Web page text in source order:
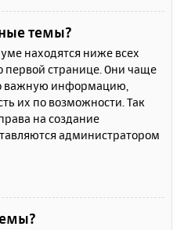
темы?
находятся ниже всех
первой странице. Они чаще
важную информацию,
их по возможности. Так
на создание
администратором